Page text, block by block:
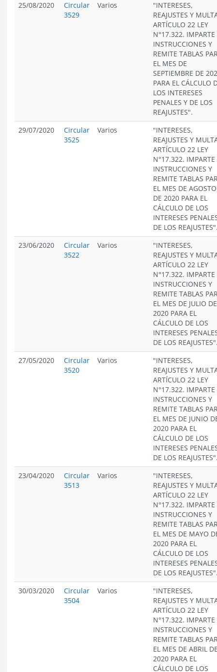
25/08/2020
Circular
3529
Varios
"INTERESES,
REAJUSTES Y
ARTÍCULO 22 LEY
N°17.322. IMPARTE
INSTRUCCIONES Y
REMITE TABLAS
EL MES DE
SEPTIEMBRE DE
PARA EL CÁLCULO
LOS INTERESES
PENALES Y DE LOS
REAJUSTES".
29/07/2020
Circular
3525
Varios
"INTERESES,
REAJUSTES Y
ARTÍCULO 22 LEY
N°17.322. IMPARTE
INSTRUCCIONES Y
REMITE TABLAS
EL MES DE AGOSTO
DE 2020 PARA EL
CÁLCULO DE LOS
INTERESES
DE LOS
23/06/2020
Circular
3522
Varios
"INTERESES,
REAJUSTES Y
ARTÍCULO 22 LEY
N°17.322. IMPARTE
INSTRUCCIONES Y
REMITE TABLAS
EL MES DE JULIO DE
2020 PARA EL
CÁLCULO DE LOS
INTERESES
DE LOS
27/05/2020
Circular
3520
Varios
"INTERESES,
REAJUSTES Y
ARTÍCULO 22 LEY
N°17.322. IMPARTE
INSTRUCCIONES Y
REMITE TABLAS
EL MES DE JUNIO
2020 PARA EL
CÁLCULO DE LOS
INTERESES
DE LOS
23/04/2020
Circular
3513
Varios
"INTERESES,
REAJUSTES Y
ARTÍCULO 22 LEY
N°17.322. IMPARTE
INSTRUCCIONES Y
REMITE TABLAS
EL MES DE MAYO
2020 PARA EL
CÁLCULO DE LOS
INTERESES
DE LOS
30/03/2020
Circular
3504
Varios
"INTERESES,
REAJUSTES Y
ARTÍCULO 22 LEY
N°17.322. IMPARTE
INSTRUCCIONES Y
REMITE TABLAS
EL MES DE ABRIL
2020 PARA EL
CÁLCULO DE LOS